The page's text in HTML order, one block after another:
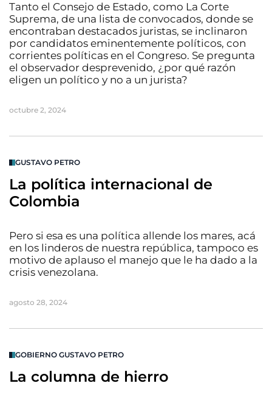
Tanto el Consejo de Estado, como La Corte
Suprema, de una lista de convocados, donde se
encontraban destacados juristas, se inclinaron
por candidatos eminentemente políticos, con
corrientes políticas en el Congreso. Se pregunta
el observador desprevenido, ¿por qué razón
eligen un político y no a un jurista?
octubre 2, 2024
GUSTAVO PETRO
La política internacional de
Colombia
Pero si esa es una política allende los mares, acá
en los linderos de nuestra república, tampoco es
motivo de aplauso el manejo que le ha dado a la
crisis venezolana.
agosto 28, 2024
GOBIERNO GUSTAVO PETRO
La columna de hierro